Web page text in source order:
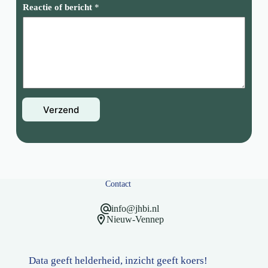
Reactie of bericht *
Verzend
Contact
info@jhbi.nl
Nieuw-Vennep
Data geeft helderheid, inzicht geeft koers!